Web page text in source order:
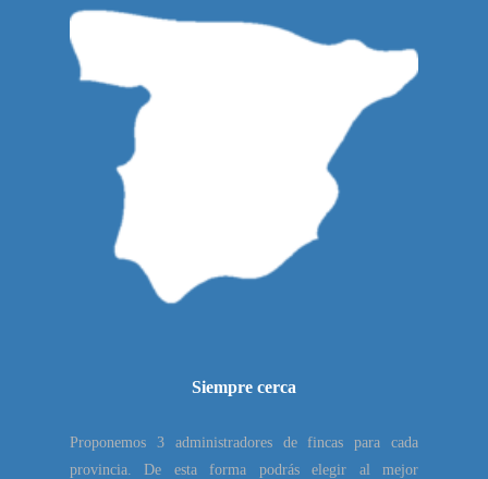
Siempre cerca
Proponemos 3 administradores de fincas para cada
provincia. De esta forma podrás elegir al mejor